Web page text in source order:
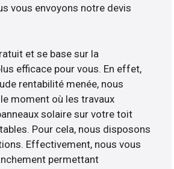
vous envoyons notre devis
et se base sur la
efficace pour vous. En effet,
rentabilité menée, nous
moment où les travaux
solaire sur votre toit
Pour cela, nous disposons
Effectivement, nous vous
permettant